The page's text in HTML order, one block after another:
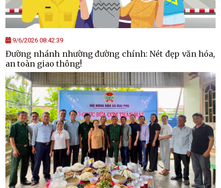
9/6/2026 08:42:39
Đường nhánh nhường đường chính: Nét đẹp văn hóa,
an toàn giao thông!